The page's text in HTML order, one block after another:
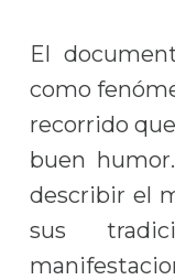
El
como
recorrido
buen
describir el
sus